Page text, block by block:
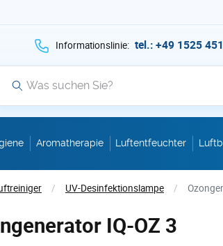
Informationslinie: tel.: +49 1525
Aromatherapie Luftentfeuchter
/ UV-Desinfektionslampe /
IQ-OZ 3